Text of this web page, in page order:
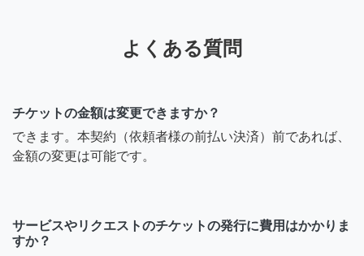
よくある質問
チケットの金額は変更できますか？
できます。本契約（依頼者様の前払い決済）前であれば、
金額の変更は可能です。
サービスやリクエストのチケットの発行に費用はかかりま
すか？